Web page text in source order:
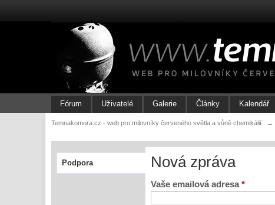
Fórum Uživatelé Galerie Články Kalendář
Temnakomora.cz - web pro milovníky červeného světla a vůně chemikálií →
Podpora Nová zpráva
Vaše emailová adresa*